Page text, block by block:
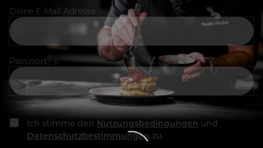
Deine E-Mail Adresse
Passwort
Ich stimme den Nutzungsbedingungen und
Datenschutzbestimmungen zu.